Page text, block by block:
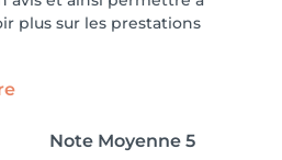
plus sur les prestations
Note Moyenne 5